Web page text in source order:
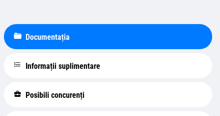
Documentația
Informații suplimentare
Posibili concurenți